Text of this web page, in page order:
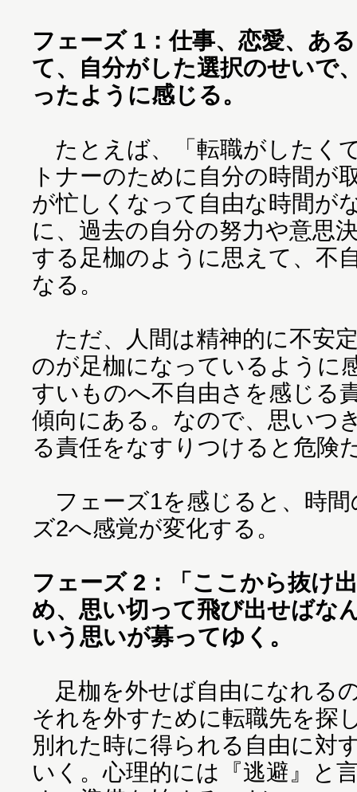
フェーズ 1：仕事、恋愛、あ
て、自分がした選択のせいで
ったように感じる。
たとえば、「転職がしたく
トナーのために自分の時間が
が忙しくなって自由な時間が
に、過去の自分の努力や意思
する足枷のように思えて、不
なる。
ただ、人間は精神的に不安
のが足枷になっているように
すいものへ不自由さを感じる
傾向にある。なので、思いつ
る責任をなすりつけると危険
フェーズ1を感じると、時間
ズ2へ感覚が変化する。
フェーズ 2：「ここから抜け
め、思い切って飛び出せばな
いう思いが募ってゆく。
足枷を外せば自由になれる
それを外すために転職先を探
別れた時に得られる自由に対
いく。心理的には『逃避』と